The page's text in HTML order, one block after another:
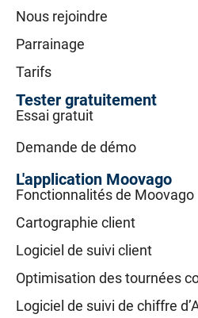
Nous rejoindre
Parrainage
Tarifs
Tester gratuitement
Essai gratuit
Demande de démo
L'application Moovago
Fonctionnalités de Moovago
Cartographie client
Logiciel de suivi client
Optimisation des tournées
Logiciel de suivi de chiffre